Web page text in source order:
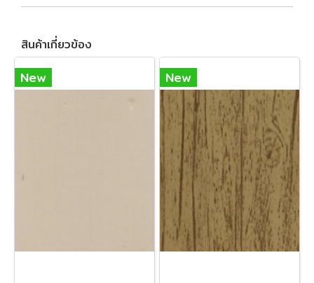
สินค้าเกี่ยวข้อง
New New